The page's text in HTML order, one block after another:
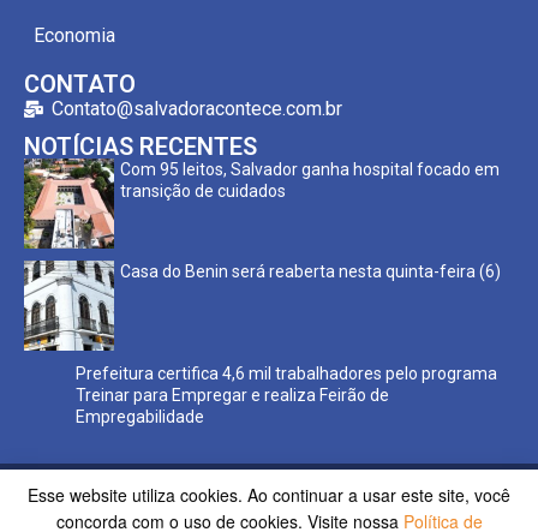
Economia
CONTATO
Contato@salvadoracontece.com.br
NOTÍCIAS RECENTES
Com 95 leitos, Salvador ganha hospital focado em
transição de cuidados
Casa do Benin será reaberta nesta quinta-feira (6)
Prefeitura certifica 4,6 mil trabalhadores pelo programa
Treinar para Empregar e realiza Feirão de
Empregabilidade
Copyright ©2023 Salvador Acontece. Todos os direitos
reservados | Desenvolvido porPoppy Sites.
Esse website utiliza cookies. Ao continuar a usar este site, você
concorda com o uso de cookies. Visite nossa Política de